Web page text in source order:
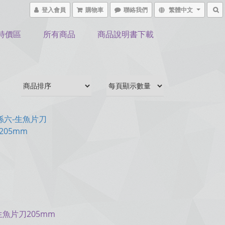
登入會員 購物車 聯絡我們 繁體中文
價區 所有商品 商品說明書下載
魚片刀205mm